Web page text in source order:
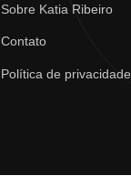
Sobre Katia Ribeiro
Contato
Política de privacidade